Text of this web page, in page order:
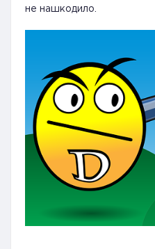
не нашкодило.